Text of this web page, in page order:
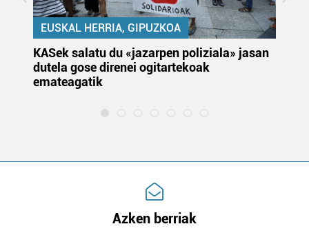
EUSKAL HERRIA, GIPUZKOA
KASek salatu du «jazarpen poliziala» jasan
dutela gose direnei ogitartekoak
emateagatik
Azken berriak